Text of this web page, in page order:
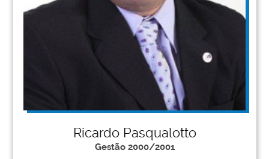
Ricardo Pasqualotto
Gestão 2000/2001